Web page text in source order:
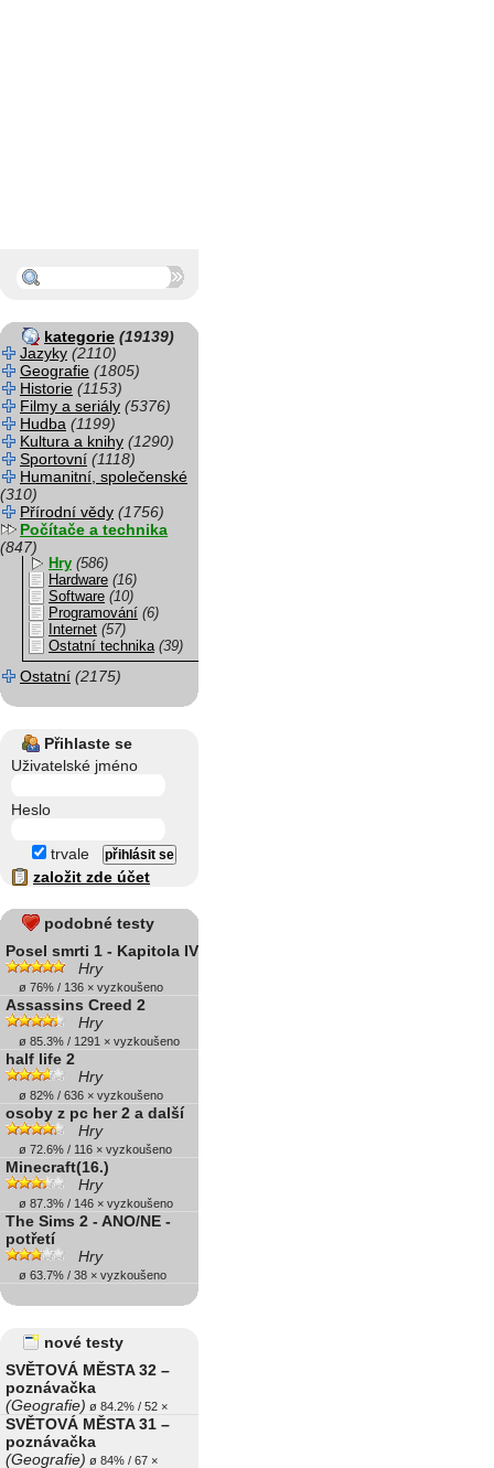
kategorie (19139)
Jazyky (2110)
Geografie (1805)
Historie (1153)
Filmy a seriály (5376)
Hudba (1199)
Kultura a knihy (1290)
Sportovní (1118)
Humanitní, společenské
(310)
Přírodní vědy (1756)
Počítače a technika
(847)
Hry (586)
Hardware (16)
Software (10)
Programování (6)
Internet (57)
Ostatní technika (39)
Ostatní (2175)
Přihlaste se
Uživatelské jméno
Heslo
trvale
založit zde účet
podobné testy
Posel smrti 1 - Kapitola IV
Hry
ø 76% / 136 × vyzkoušeno
Assassins Creed 2
Hry
ø 85.3% / 1291 × vyzkoušeno
half life 2
Hry
ø 82% / 636 × vyzkoušeno
osoby z pc her 2 a další
Hry
ø 72.6% / 116 × vyzkoušeno
Minecraft(16.)
Hry
ø 87.3% / 146 × vyzkoušeno
The Sims 2 - ANO/NE -
potřetí
Hry
ø 63.7% / 38 × vyzkoušeno
nové testy
SVĚTOVÁ MĚSTA 32 –
poznávačka
(Geografie) ø 84.2% / 52 ×
SVĚTOVÁ MĚSTA 31 –
poznávačka
(Geografie) ø 84% / 67 ×